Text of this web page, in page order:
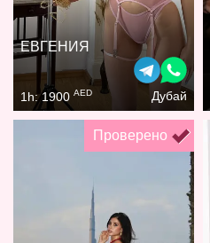
ЕВГЕНИЯ
1h: 1900 AED Дубай
Проверено